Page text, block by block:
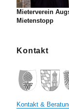
Mieterverein
Mietenstopp
Kontakt
Kontakt &